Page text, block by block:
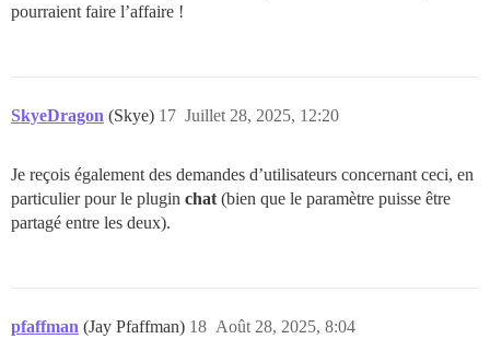
pourraient faire l’affaire !
SkyeDragon (Skye) Juillet 28, 2025, 12:20
17
Je reçois également des demandes d’utilisateurs concernant ceci, en
particulier pour le plugin chat (bien que le paramètre puisse être
partagé entre les deux).
pfaffman (Jay Pfaffman) Août 28, 2025, 8:04
18